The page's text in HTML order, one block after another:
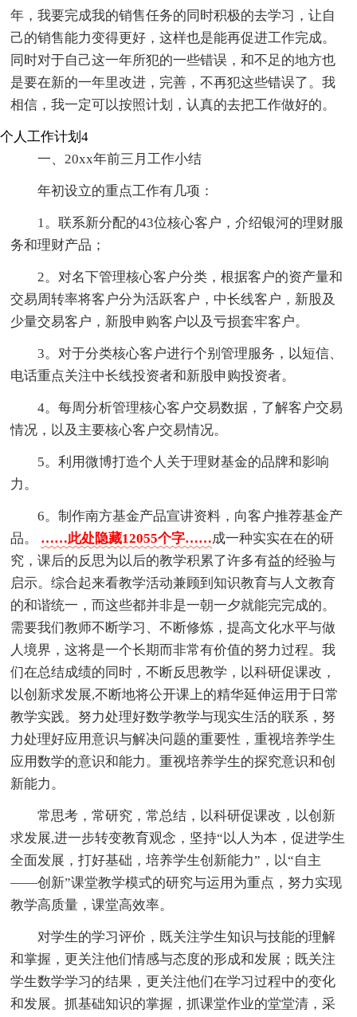
年，我要完成我的销售任务的同时积极的去学习，让自
己的销售能力变得更好，这样也是能再促进工作完成。
同时对于自己这一年所犯的一些错误，和不足的地方也
是要在新的一年里改进，完善，不再犯这些错误了。我
相信，我一定可以按照计划，认真的去把工作做好的。
个人工作计划4
一、20xx年前三月工作小结
年初设立的重点工作有几项：
1。联系新分配的43位核心客户，介绍银河的理财服
务和理财产品；
2。对名下管理核心客户分类，根据客户的资产量和
交易周转率将客户分为活跃客户，中长线客户，新股及
少量交易客户，新股申购客户以及亏损套牢客户。
3。对于分类核心客户进行个别管理服务，以短信、
电话重点关注中长线投资者和新股申购投资者。
4。每周分析管理核心客户交易数据，了解客户交易
情况，以及主要核心客户交易情况。
5。利用微博打造个人关于理财基金的品牌和影响
力。
6。制作南方基金产品宣讲资料，向客户推荐基金产
品。 ……此处隐藏12055个字……成一种实实在在的研
究，课后的反思为以后的教学积累了许多有益的经验与
启示。综合起来看教学活动兼顾到知识教育与人文教育
的和谐统一，而这些都并非是一朝一夕就能完完成的。
需要我们教师不断学习、不断修炼，提高文化水平与做
人境界，这将是一个长期而非常有价值的努力过程。我
们在总结成绩的同时，不断反思教学，以科研促课改，
以创新求发展,不断地将公开课上的精华延伸运用于日常
教学实践。努力处理好数学教学与现实生活的联系，努
力处理好应用意识与解决问题的重要性，重视培养学生
应用数学的意识和能力。重视培养学生的探究意识和创
新能力。
常思考，常研究，常总结，以科研促课改，以创新
求发展,进一步转变教育观念，坚持“以人为本，促进学生
全面发展，打好基础，培养学生创新能力”，以“自主
——创新”课堂教学模式的研究与运用为重点，努力实现
教学高质量，课堂高效率。
对学生的学习评价，既关注学生知识与技能的理解
和掌握，更关注他们情感与态度的形成和发展；既关注
学生数学学习的结果，更关注他们在学习过程中的变化
和发展。抓基础知识的掌握，抓课堂作业的堂堂清，采